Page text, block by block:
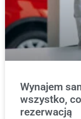
Wynajem
wszystko,
rezerwacją